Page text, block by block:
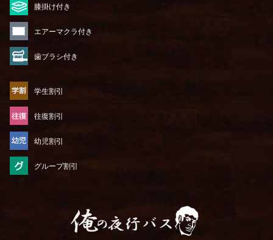
膝掛け付き
エアーマクラ付き
歯ブラシ付き
学生割引
往復割引
幼児割引
グループ割引